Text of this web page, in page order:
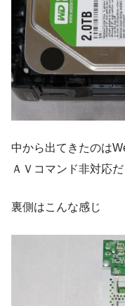
中から出てきたのは
ＡＶコマンド非対応
裏側はこんな感じ